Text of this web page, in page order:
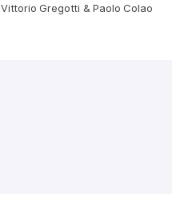
Vittorio Gregotti & Paolo Colao